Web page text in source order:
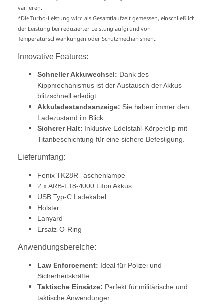
variieren.
*Die Turbo-Leistung wird als Gesamtlaufzeit gemessen, einschließlich
der Leistung bei reduzierter Leistung aufgrund von
Temperaturschwankungen oder Schutzmechanismen..
Innovative Features:
Schneller Akkuwechsel: Dank des
Kippmechanismus ist der Austausch der Akkus
blitzschnell erledigt.
Akkuladestandsanzeige: Sie haben immer den
Ladezustand im Blick.
Sicherer Halt: Inklusive Edelstahl-Körperclip mit
Titanbeschichtung für eine sichere Befestigung.
Lieferumfang:
Fenix TK28R Taschenlampe
2 x ARB-L18-4000 LiIon Akkus
USB Typ-C Ladekabel
Holster
Lanyard
Ersatz-O-Ring
Anwendungsbereiche:
Law Enforcement: Ideal für Polizei und
Sicherheitskräfte.
Taktische Einsätze: Perfekt für militärische und
taktische Anwendungen.